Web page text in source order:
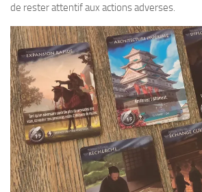
de rester attentif aux actions adverses.